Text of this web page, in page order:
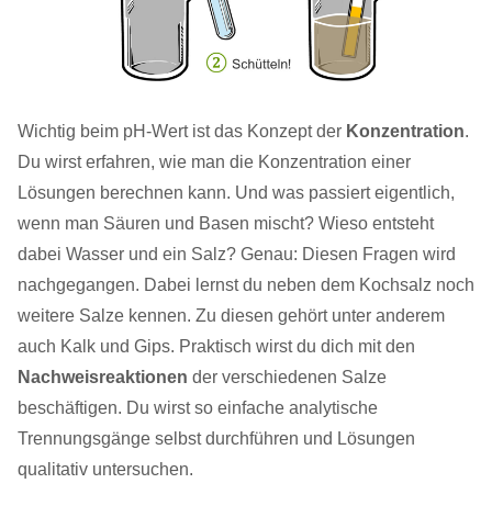
Wichtig beim pH-Wert ist das Konzept der Konzentration.
Du wirst erfahren, wie man die Konzentration einer
Lösungen berechnen kann. Und was passiert eigentlich,
wenn man Säuren und Basen mischt? Wieso entsteht
dabei Wasser und ein Salz? Genau: Diesen Fragen wird
nachgegangen. Dabei lernst du neben dem Kochsalz noch
weitere Salze kennen. Zu diesen gehört unter anderem
auch Kalk und Gips. Praktisch wirst du dich mit den
Nachweisreaktionen der verschiedenen Salze
beschäftigen. Du wirst so einfache analytische
Trennungsgänge selbst durchführen und Lösungen
qualitativ untersuchen.